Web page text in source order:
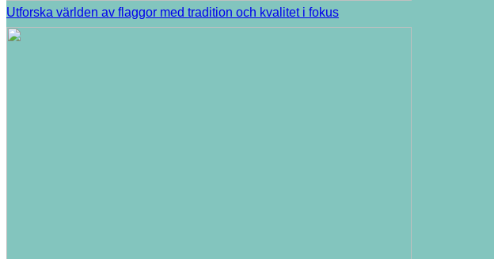
Utforska världen av flaggor med tradition och kvalitet i fokus